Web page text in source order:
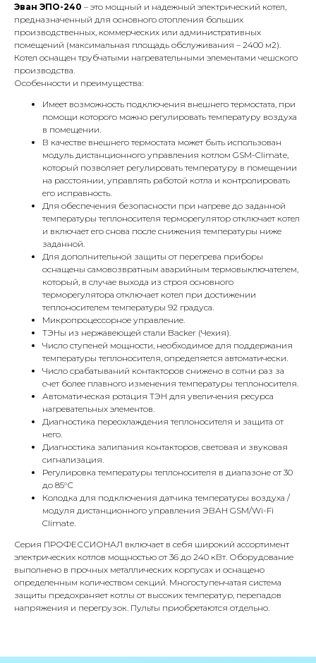
Эван ЭПО-240 – это мощный и надежный электрический котел,
предназначенный для основного отопления больших
производственных, коммерческих или административных
помещений (максимальная площадь обслуживания – 2400 м2).
Котел оснащен трубчатыми нагревательными элементами чешского
производства.
Особенности и преимущества:
Имеет возможность подключения внешнего термостата, при
помощи которого можно регулировать температуру воздуха
в помещении.
В качестве внешнего термостата может быть использован
модуль дистанционного управления котлом GSM-Climate,
который позволяет регулировать температуру в помещении
на расстоянии, управлять работой котла и контролировать
его исправность.
Для обеспечения безопасности при нагреве до заданной
температуры теплоносителя терморегулятор отключает котел
и включает его снова после снижения температуры ниже
заданной.
Для дополнительной защиты от перегрева приборы
оснащены самовозвратным аварийным термовыключателем,
который, в случае выхода из строя основного
терморегулятора отключает котел при достижении
теплоносителем температуры 92 градуса.
Микропроцессорное управление.
ТЭНы из нержавеющей стали Backer (Чехия).
Число ступеней мощности, необходимое для поддержания
температуры теплоносителя, определяется автоматически.
Число срабатываний контакторов снижено в сотни раз за
счет более плавного изменения температуры теплоносителя.
Автоматическая ротация ТЭН для увеличения ресурса
нагревательных элементов.
Диагностика переохлаждения теплоносителя и защита от
него.
Диагностика залипания контакторов, световая и звуковая
сигнализация.
Регулировка температуры теплоносителя в диапазоне от 30
до 85°С
Колодка для подключения датчика температуры воздуха /
модуля дистанционного управления ЭВАН GSM/Wi-Fi
Climate.
Серия ПРОФЕССИОНАЛ включает в себя широкий ассортимент
электрических котлов мощностью от 36 до 240 кВт. Оборудование
выполнено в прочных металлических корпусах и оснащено
определенным количеством секций. Многоступенчатая система
защиты предохраняет котлы от высоких температур, перепадов
напряжения и перегрузок. Пульты приобретаются отдельно.
Адрес
Г.Москва Волоколамское шоссе,
71/22к2
Пн-вс с 9:00 до 18:00
Телефон
8 495 233-79-79
Почта
iceicemarket@yandex.ru
8 985 233-79-79
КОНТАКТЫ